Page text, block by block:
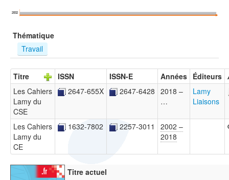
Recherche
avancée
EN
ES
?
2002
Thématique
Travail
Titre ISSN ISSN-E Années Éditeurs
Les Cahiers
Lamy du
CSE
2647-655X 2647-6428 2018 –
…
Lamy
Liaisons
Les Cahiers
Lamy du
CE
1632-7802 2257-3011
2002 –
2018
Titre actuel